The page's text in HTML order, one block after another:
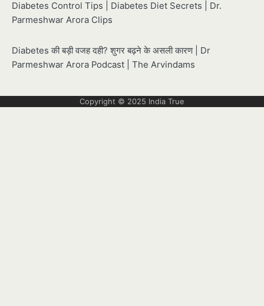
Diabetes Control Tips | Diabetes Diet Secrets | Dr.
Parmeshwar Arora Clips
Diabetes की बड़ी वजह दही? शुगर बढ़ने के असली कारण | Dr
Parmeshwar Arora Podcast | The Arvindams
Copyright © 2025 India True